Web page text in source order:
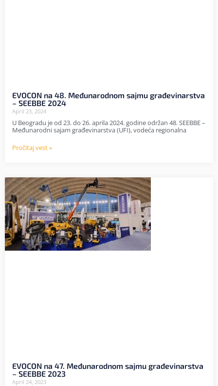
EVOCON na 48. Međunarodnom sajmu građevinarstva
– SEEBBE 2024
April 23, 2024
U Beogradu je od 23. do 26. aprila 2024. godine održan 48. SEEBBE –
Međunarodni sajam građevinarstva (UFI), vodeća regionalna
Pročitaj vest »
EVOCON na 47. Međunarodnom sajmu građevinarstva
– SEEBBE 2023
April 24, 2023